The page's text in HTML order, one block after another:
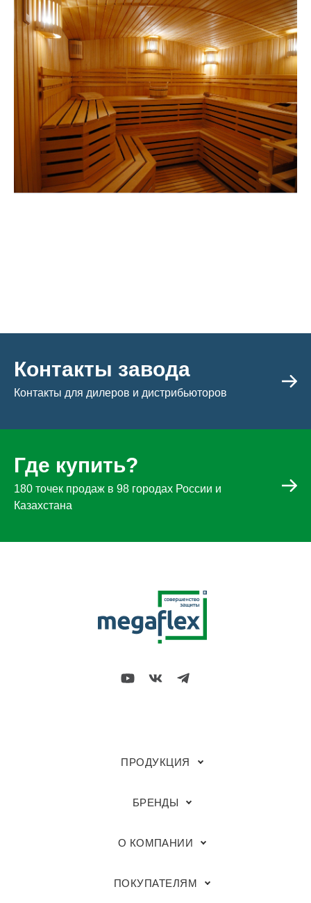
Контакты завода
Контакты для дилеров и дистрибьюторов
Где купить?
180 точек продаж в 98 городах России и
Казахстана
ПРОДУКЦИЯ
БРЕНДЫ
О КОМПАНИИ
ПОКУПАТЕЛЯМ